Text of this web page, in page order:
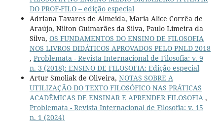
DO PROF-FILO – edição especial
Adriana Tavares de Almeida, Maria Alice Corrêa de
Araújo, Nilton Guimarães da Silva, Paulo Limeira da
Silva, OS FUNDAMENTOS DO ENSINO DE FILOSOFIA
NOS LIVROS DIDÁTICOS APROVADOS PELO PNLD 2018
, Problemata - Revista Internacional de Filosofia: v. 9
n. 3 (2018): ENSINO DE FILOSOFIA: Edição especial
Artur Smoliak de Oliveira, NOTAS SOBRE A
UTILIZAÇÃO DO TEXTO FILOSÓFICO NAS PRÁTICAS
ACADÊMICAS DE ENSINAR E APRENDER FILOSOFIA ,
Problemata - Revista Internacional de Filosofia: v. 15
n. 1 (2024)